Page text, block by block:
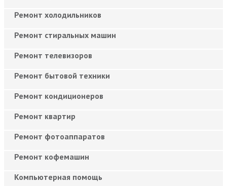
Ремонт холодильников
Ремонт стиральных машин
Ремонт телевизоров
Ремонт бытовой техники
Ремонт кондиционеров
Ремонт квартир
Ремонт фотоаппаратов
Ремонт кофемашин
Компьютерная помощь